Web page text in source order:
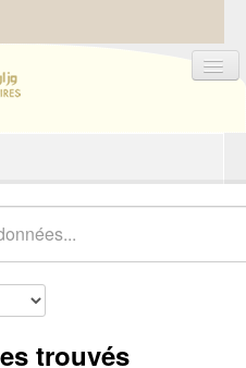
trouvés